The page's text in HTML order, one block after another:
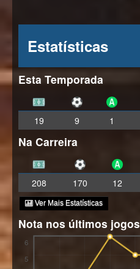
Estatísticas
Esta Temporada
19 9 1
Na Carreira
208 170 12
Ver Mais Estatísticas
Nota nos últimos jogos
5
6